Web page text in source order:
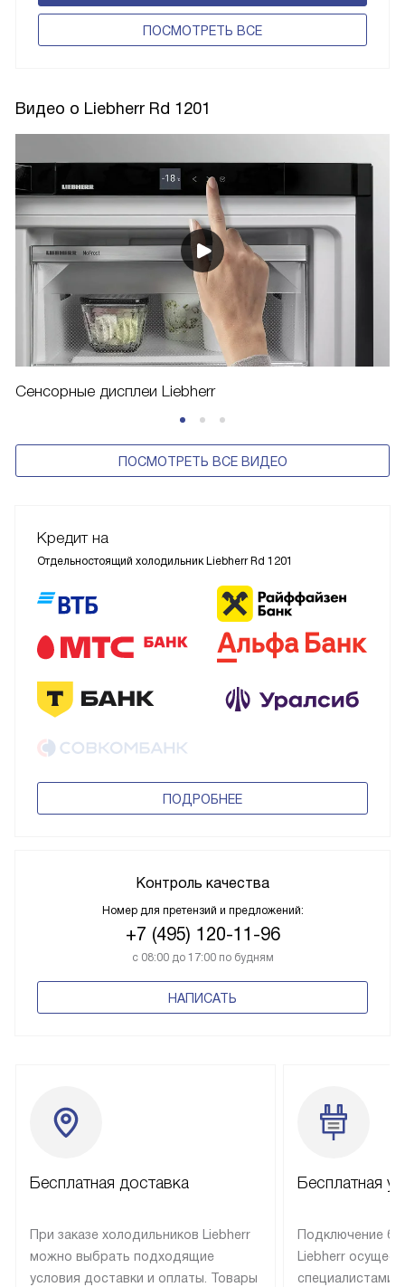
ПОCМОТРЕТЬ ВСЕ
Видео о Liebherr Rd 1201
Сенсорные дисплеи Liebherr
ПОСМОТРЕТЬ ВСЕ ВИДЕО
Кредит на
Отдельностоящий холодильник Liebherr Rd 1201
ПОДРОБНЕЕ
Контроль качества
Номер для претензий и предложений:
+7 (495) 120-11-96
с 08:00 до 17:00 по будням
НАПИСАТЬ
Бесплатная доставка
При заказе холодильников Liebherr
можно выбрать подходящие
условия доставки и оплаты. Товары
Бесплатная
Подключение
Liebherr
специалистами